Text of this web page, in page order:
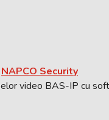
NAPCO Security
video BAS-IP cu